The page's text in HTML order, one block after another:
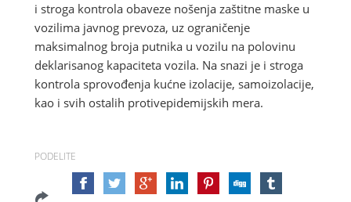
i stroga kontrola obaveze nošenja zaštitne maske u
vozilima javnog prevoza, uz ograničenje
maksimalnog broja putnika u vozilu na polovinu
deklarisanog kapaciteta vozila. Na snazi je i stroga
kontrola sprovođenja kućne izolacije, samoizolacije,
kao i svih ostalih protivepidemijskih mera.
PODELITE